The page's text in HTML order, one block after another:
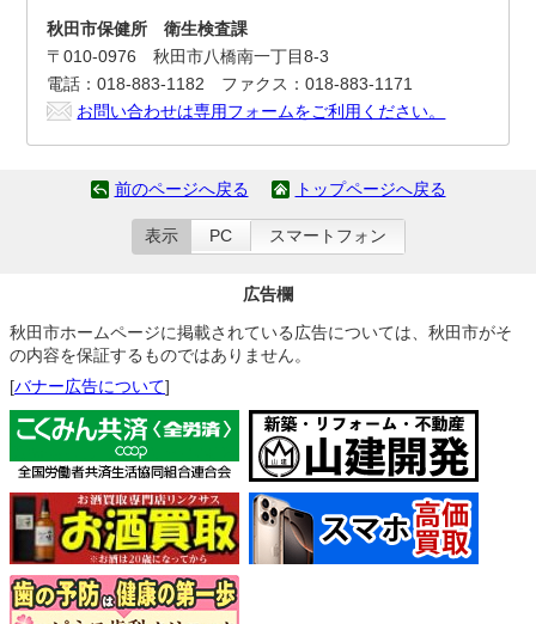
秋田市保健所 衛生検査課
〒010-0976 秋田市八橋南一丁目8-3
電話：018-883-1182 ファクス：018-883-1171
お問い合わせは専用フォームをご利用ください。
前のページへ戻る トップページへ戻る
表示 PC スマートフォン
広告欄
秋田市ホームページに掲載されている広告については、秋田市がそ
の内容を保証するものではありません。
[バナー広告について]